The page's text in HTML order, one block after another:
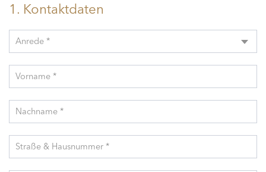
1. Kontaktdaten
Anrede *
Vorname *
Nachname *
Straße & Hausnummer *